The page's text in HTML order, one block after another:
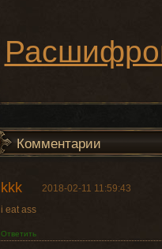
Комментарии
kkk
2018-02-11 11:59:43
i eat ass
Ответить